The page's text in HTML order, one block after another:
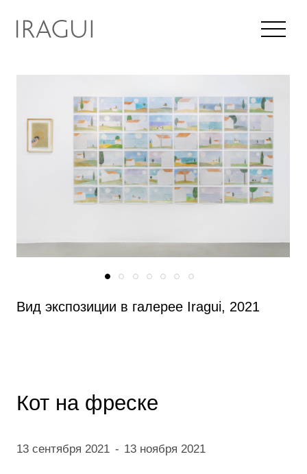
Вид экспозиции в галерее Iragui, 2021
Кот на фреске
13 сентября 2021 - 13 ноября 2021